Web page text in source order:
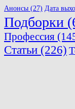
Анонсы (27) Дата
Подборки
Профессия
Статьи (226)